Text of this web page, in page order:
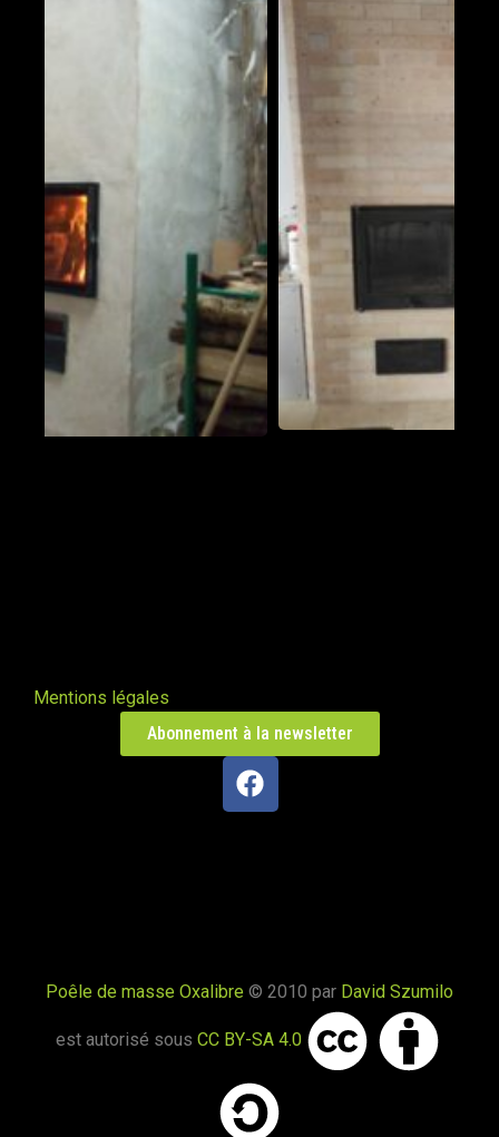
Oxalibre taille L
Poële Oxalibre L
Saint-Flour-l'Étang 63520
Un traversant à Triors
Triors 26750
Oxalibre M avec range buches et
manchon UZUME
Emmerin 59320
Oxalis à Libourne
Libourne 33500
Poêle Oxalis L
Poêle de masse L en Mayenne
Loiron-Ruillé 53320
PDM taille M
Mentions légales
Abonnement à la newsletter
Poêle de masse Oxalibre © 2010 par David Szumilo
est autorisé sous CC BY-SA 4.0